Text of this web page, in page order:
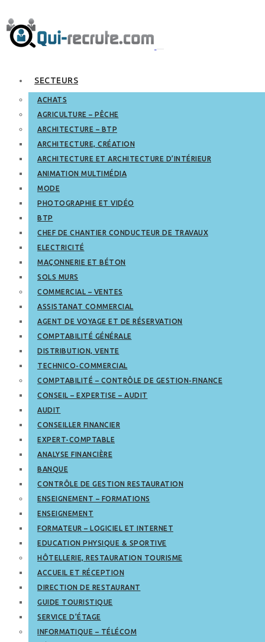
SECTEURS
ACHATS
AGRICULTURE – PÊCHE
ARCHITECTURE – BTP
ARCHITECTURE, CRÉATION
ARCHITECTURE ET ARCHITECTURE D’INTÉRIEUR
ANIMATION MULTIMÉDIA
MODE
PHOTOGRAPHIE ET VIDÉO
BTP
CHEF DE CHANTIER CONDUCTEUR DE TRAVAUX
ELECTRICITÉ
MAÇONNERIE ET BÉTON
SOLS MURS
COMMERCIAL – VENTES
ASSISTANAT COMMERCIAL
AGENT DE VOYAGE ET DE RÉSERVATION
COMPTABILITÉ GÉNÉRALE
DISTRIBUTION, VENTE
TECHNICO-COMMERCIAL
COMPTABILITÉ – CONTRÔLE DE GESTION-FINANCE
CONSEIL – EXPERTISE – AUDIT
AUDIT
CONSEILLER FINANCIER
EXPERT-COMPTABLE
ANALYSE FINANCIÈRE
BANQUE
CONTRÔLE DE GESTION RESTAURATION
ENSEIGNEMENT – FORMATIONS
ENSEIGNEMENT
FORMATEUR – LOGICIEL ET INTERNET
EDUCATION PHYSIQUE & SPORTIVE
HÔTELLERIE, RESTAURATION TOURISME
ACCUEIL ET RÉCEPTION
DIRECTION DE RESTAURANT
GUIDE TOURISTIQUE
SERVICE D’ÉTAGE
INFORMATIQUE – TÉLÉCOM